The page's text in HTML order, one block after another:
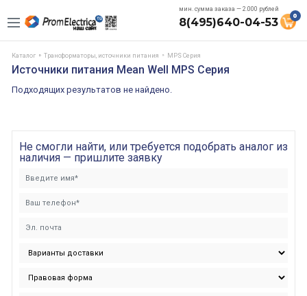
мин. сумма заказа — 2.000 рублей
8(495)640-04-53 0
Каталог Трансформаторы, источники питания MPS Серия
Источники питания Mean Well MPS Серия
Подходящих результатов не найдено.
Не смогли найти, или требуется подобрать аналог из
наличия — пришлите заявку